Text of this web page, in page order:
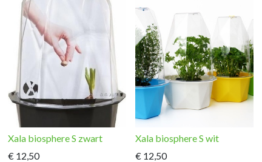
Xala biosphere S zwart
€ 12,50
Xala biosphere S wit
€ 12,50